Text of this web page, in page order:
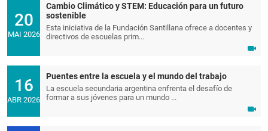
20
MAI 2026
Cambio Climático y STEM: Educación para un futuro
sostenible
Esta iniciativa de la Fundación Santillana ofrece a docentes y
directivos de escuelas prim...
16
ABR 2026
Puentes entre la escuela y el mundo del trabajo
La escuela secundaria argentina enfrenta el desafío de
formar a sus jóvenes para un mundo ...